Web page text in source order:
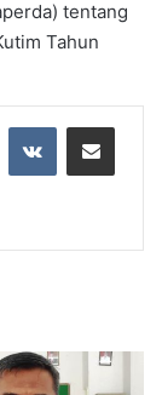
tentang
Tahun